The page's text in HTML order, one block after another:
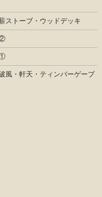
ストーブ・ウッドデッキ
②
①
・軒天・ティンバーゲーブ